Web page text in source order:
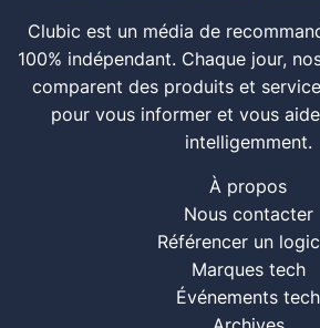
Clubic est un média de
100% indépendant. Chaque jour,
comparent des produits et
pour vous informer et vous
intelligemment.
À propos
Nous contacter
Référencer un
Marques tech
Événements tech